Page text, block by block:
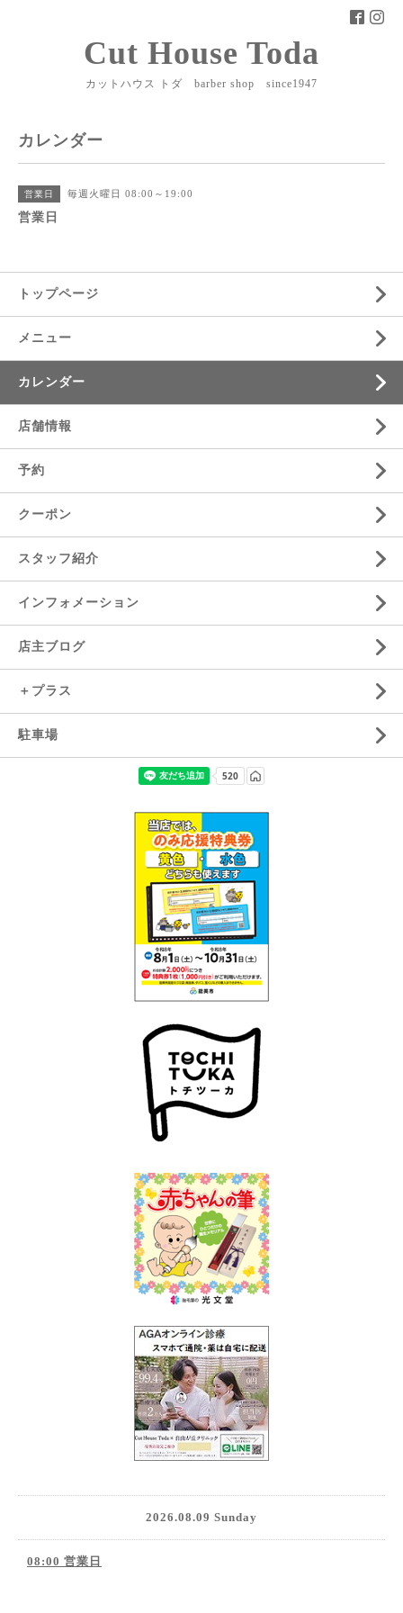
Cut House Toda
カットハウス トダ barber shop since1947
カレンダー
営業日 毎週火曜日 08:00～19:00
営業日
トップページ
メニュー
カレンダー
店舗情報
予約
クーポン
スタッフ紹介
インフォメーション
店主ブログ
＋プラス
駐車場
2026.08.09 Sunday
08:00 営業日